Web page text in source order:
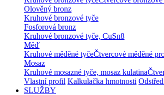
Olověný bronz
Kruhové bronzové tyče
Fosforová bronz
Kruhové bronzové tyče, CuSn8
Měď
Kruhové měděné tyčeČtvercové měděné
Mosaz
Kruhové mosazné tyče, mosaz kulatina
Vlastní profil Kalkulačka hmotnosti
SLUŽBY